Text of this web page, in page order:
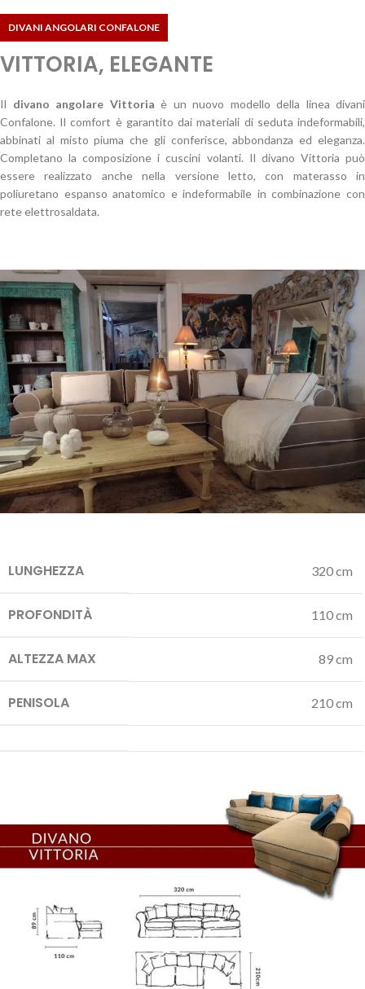
DIVANI ANGOLARI CONFALONE
VITTORIA, ELEGANTE
Il divano angolare Vittoria è un nuovo modello della linea divani
Confalone. Il comfort è garantito dai materiali di seduta indeformabili,
abbinati al misto piuma che gli conferisce, abbondanza ed eleganza.
Completano la composizione i cuscini volanti. Il divano Vittoria può
essere realizzato anche nella versione letto, con materasso in
poliuretano espanso anatomico e indeformabile in combinazione con
rete elettrosaldata.
LUNGHEZZA 320 cm
PROFONDITÀ 110 cm
ALTEZZA MAX 89 cm
PENISOLA 210 cm